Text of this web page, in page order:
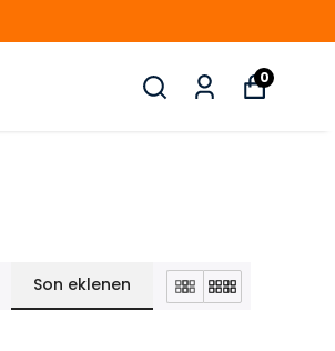
0
Son eklenen